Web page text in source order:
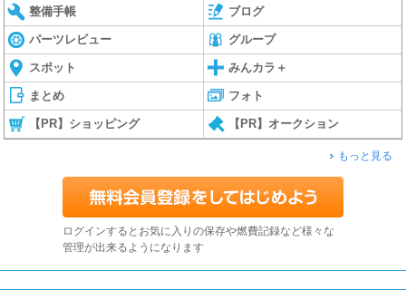
整備手帳 ブログ
パーツレビュー グループ
スポット みんカラ＋
まとめ フォト
【PR】ショッピング 【PR】オークション
もっと見る
ログインするとお気に入りの保存や燃費記録など様々な
管理が出来るようになります